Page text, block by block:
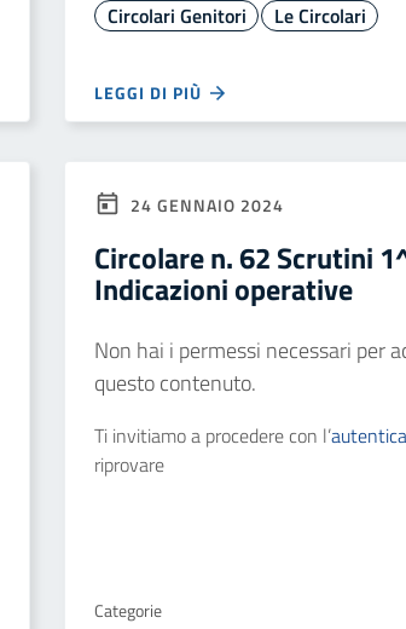
Circolari Genitori
Le Circolari
LEGGI DI PIÙ
24 GENNAIO 2024
Circolare n. 62 Scrutini
Indicazioni operative
Non hai i permessi necessari per
questo contenuto.
Ti invitiamo a procedere con l’
riprovare
Categorie